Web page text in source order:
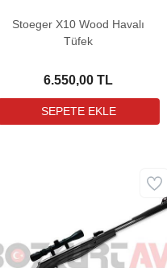
Stoeger X10 Wood Havalı
Tüfek
6.550,00 TL